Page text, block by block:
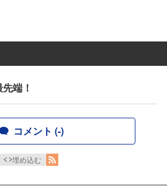
端！
コメント (-)
埋め込む